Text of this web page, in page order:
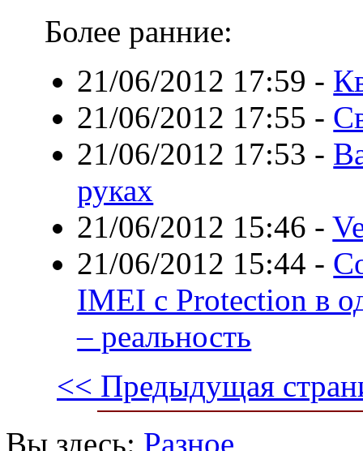
Более ранние:
21/06/2012 17:59 -
21/06/2012 17:55 -
21/06/2012 17:53 -
руках
21/06/2012 15:46 -
21/06/2012 15:44 -
IMEI с Protection в
– реальность
<< Предыдущая
Вы здесь: Разное